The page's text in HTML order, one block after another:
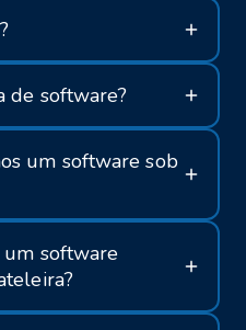
de software?
um software sob
um software